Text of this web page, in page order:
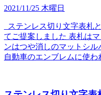
2021/11/25 木曜日
ステンレス切り文字表札
てご提案しました 表札は
ンはつや消しのマットシ
自動車のエンブレムに使